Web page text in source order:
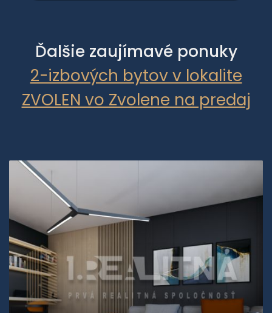
Ďalšie zaujímavé ponuky
2-izbových bytov v lokalite
ZVOLEN vo Zvolene na predaj